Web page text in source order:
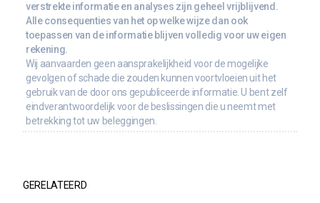
verstrekte informatie en analyses zijn geheel vrijblijvend.
Alle consequenties van het op welke wijze dan ook
toepassen van de informatie blijven volledig voor uw eigen
rekening.
Wij aanvaarden geen aansprakelijkheid voor de mogelijke
gevolgen of schade die zouden kunnen voortvloeien uit het
gebruik van de door ons gepubliceerde informatie. U bent zelf
eindverantwoordelijk voor de beslissingen die u neemt met
betrekking tot uw beleggingen.
GERELATEERD